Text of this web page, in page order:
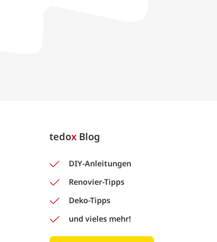
tedox Blog
DIY-Anleitungen
Renovier-Tipps
Deko-Tipps
und vieles mehr!